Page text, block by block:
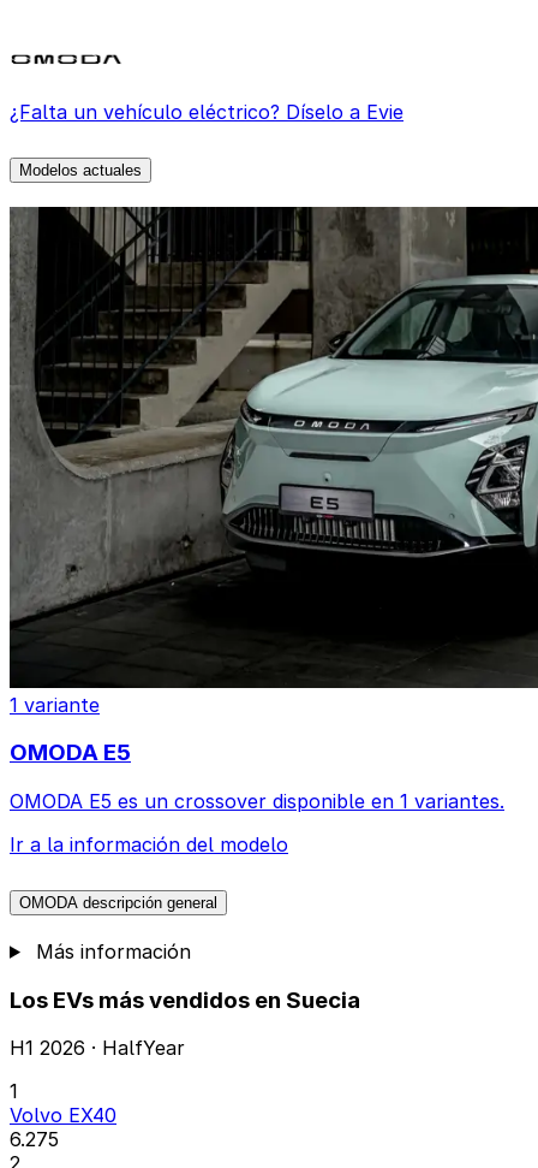
¿Falta un vehículo eléctrico? Díselo a Evie
Modelos actuales
1 variante
OMODA E5
OMODA E5 es un crossover disponible en 1 variantes.
Ir a la información del modelo
OMODA descripción general
Más información
Los EVs más vendidos en Suecia
H1 2026 · HalfYear
1
Volvo EX40
6.275